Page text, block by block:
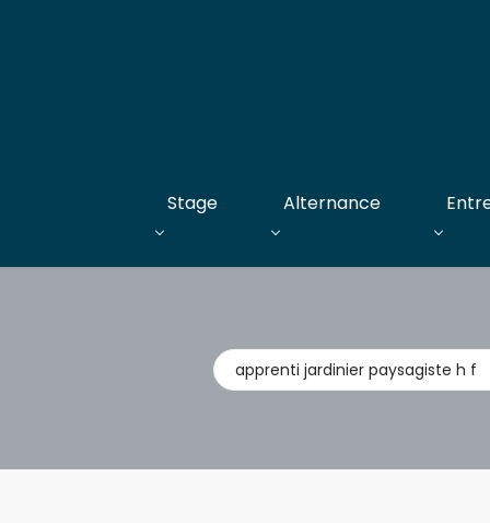
Stage Alternance
Métier,
entreprise,